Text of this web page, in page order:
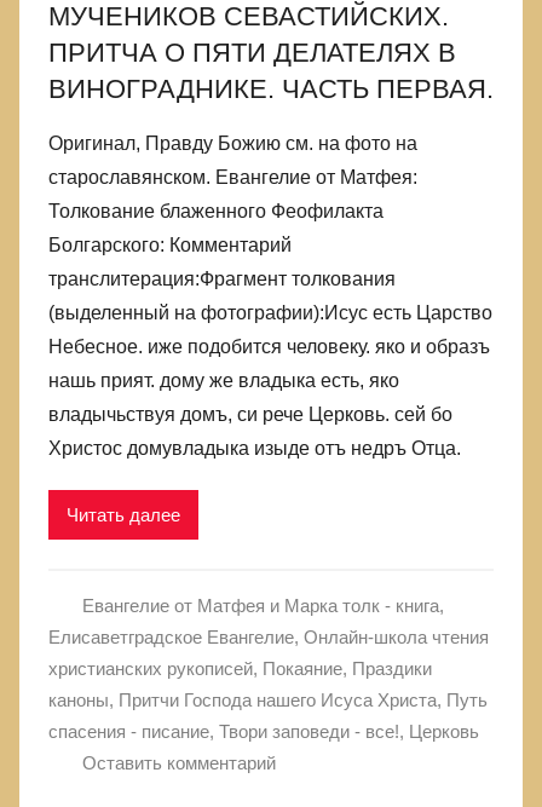
МУЧЕНИКОВ СЕВАСТИЙСКИХ.
ПРИТЧА О ПЯТИ ДЕЛАТЕЛЯХ В
ВИНОГРАДНИКЕ. ЧАСТЬ ПЕРВАЯ.
Оригинал, Правду Божию см. на фото на
старославянском. Евангелие от Матфея:
Толкование блаженного Феофилакта
Болгарского: Комментарий
транслитерация:Фрагмент толкования
(выделенный на фотографии):Исус есть Царство
Небесное. иже подобится человеку. яко и образъ
нашь прият. дому же владыка есть, яко
владычьствуя домъ, си рече Церковь. сей бо
Христос домувладыка изыде отъ недръ Отца.
Читать далее
Евангелие от Матфея и Марка толк - книга,
Елисаветградское Евангелие, Онлайн-школа чтения
христианских рукописей, Покаяние, Праздики
каноны, Притчи Господа нашего Исуса Христа, Путь
спасения - писание, Твори заповеди - все!, Церковь
Оставить комментарий